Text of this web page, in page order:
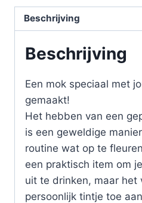
Beschrijving
Beschrijving
Een mok speciaal met
gemaakt!
Het hebben van een
is een geweldige
routine wat op te
een praktisch item om
uit te drinken, maar het
persoonlijk tintje toe